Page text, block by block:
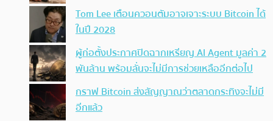
Tom Lee เตือนควอนตัมอาจเจาะระบบ Bitcoin ได้
ในปี 2028
ผู้ก่อตั้งประกาศปิดฉากเหรียญ AI Agent มูลค่า 2
พันล้าน พร้อมลั่นจะไม่มีการช่วยเหลืออีกต่อไป
กราฟ Bitcoin ส่งสัญญาณว่าตลาดกระทิงจะไม่มี
อีกแล้ว